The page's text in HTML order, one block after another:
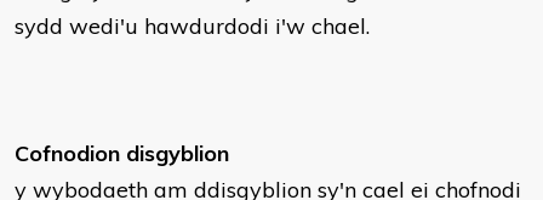
sydd wedi'u hawdurdodi i'w chael.
Cofnodion disgyblion
y wybodaeth am ddisgyblion sy'n cael ei chofnodi